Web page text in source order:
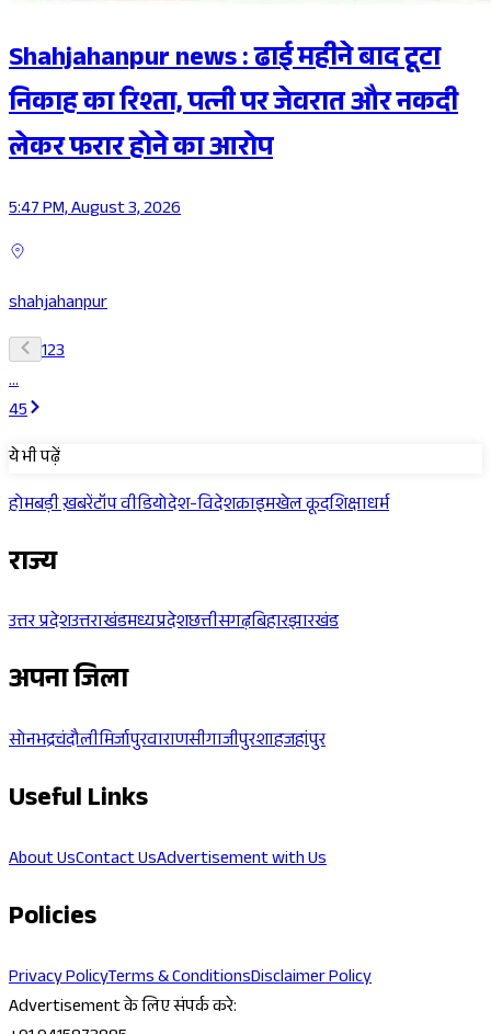
Shahjahanpur news : ढाई महीने बाद टूटा
निकाह का रिश्ता, पत्नी पर जेवरात और नकदी
लेकर फरार होने का आरोप
5:47 PM, August 3, 2026
shahjahanpur
123
...
45
ये भी पढ़ें
होमबड़ी ख़बरेंटॉप वीडियोदेश-विदेशक्राइमखेल कूदशिक्षाधर्म
राज्य
उत्तर प्रदेशउत्तराखंडमध्यप्रदेशछत्तीसगढ़बिहारझारखंड
अपना जिला
सोनभद्रचंदौलीमिर्जापुरवाराणसीगाजीपुरशाहजहांपुर
Useful Links
About UsContact UsAdvertisement with Us
Policies
Privacy PolicyTerms & ConditionsDisclaimer Policy
Advertisement के लिए संपर्क करे: